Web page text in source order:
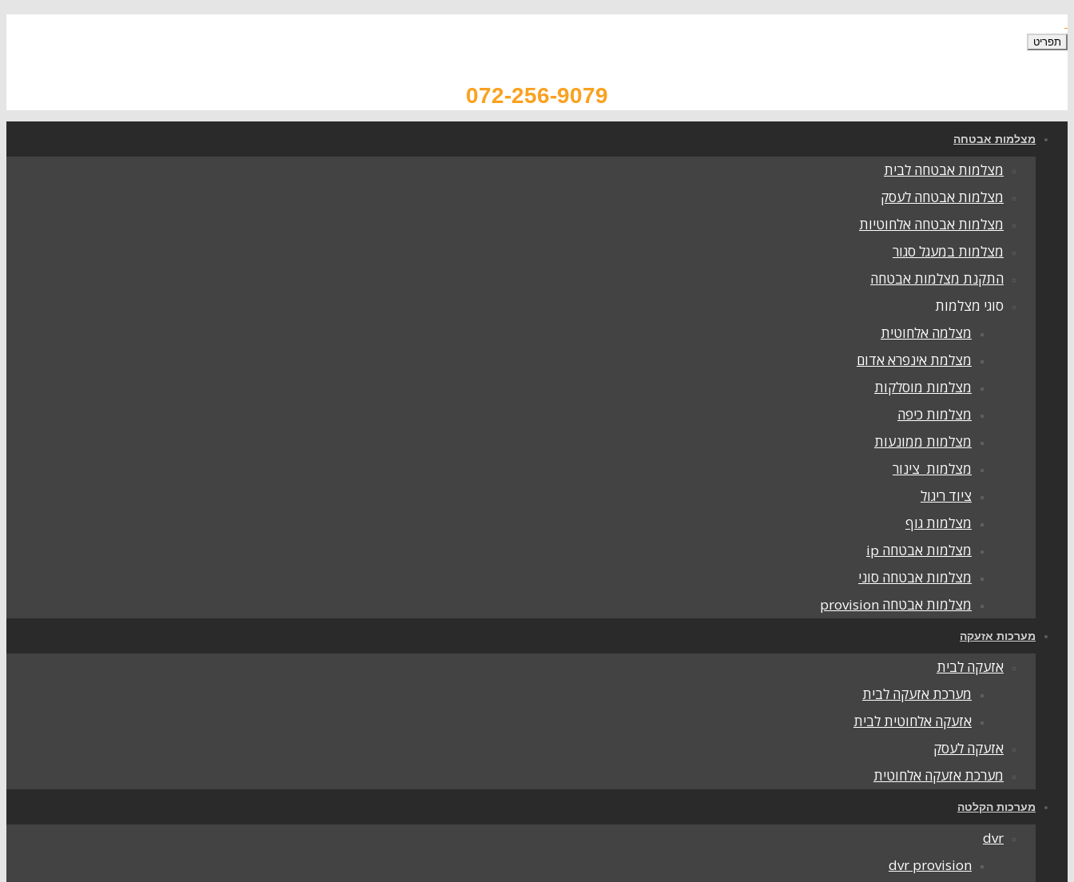
תפריט
072-256-9079
מצלמות אבטחה
מצלמות אבטחה לבית
מצלמות אבטחה לעסק
מצלמות אבטחה אלחוטיות
מצלמות במעגל סגור
התקנת מצלמות אבטחה
סוגי מצלמות
מצלמה אלחוטית
מצלמת אינפרא אדום
מצלמות מוסלקות
מצלמות כיפה
מצלמות ממונעות
מצלמות צינור
ציוד ריגול
מצלמות גוף
מצלמות אבטחה ip
מצלמות אבטחה סוני
מצלמות אבטחה provision
מערכות אזעקה
אזעקה לבית
מערכת אזעקה לבית
אזעקה אלחוטית לבית
אזעקה לעסק
מערכת אזעקה אלחוטית
מערכות הקלטה
dvr
dvr provision